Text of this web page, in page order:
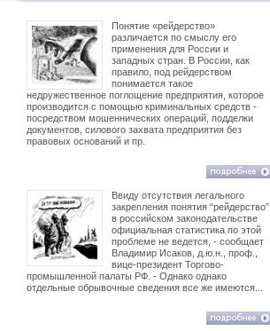
Понятие «рейдерство»
различается по смыслу его
применения для России и
западных стран. В России, как
правило, под рейдерством
понимается такое
недружественное поглощение предприятия, которое
производится с помощью криминальных средств -
посредством мошеннических операций, подделки
документов, силового захвата предприятия без
правовых оснований и пр.
Ввиду отсутствия легального
закрепления понятия “рейдерство”
в российском законодательстве
официальная статистика по этой
проблеме не ведется, - сообщает
Владимир Исаков, д.ю.н., проф.,
вице-президент Торгово-
промышленной палаты РФ. - Однако однако
отдельные обрывочные сведения все же имеются...